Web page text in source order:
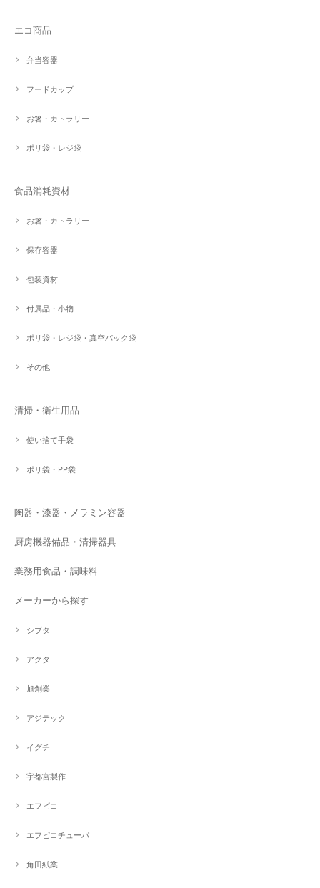
エコ商品
弁当容器
フードカップ
お箸・カトラリー
ポリ袋・レジ袋
食品消耗資材
お箸・カトラリー
保存容器
包装資材
付属品・小物
ポリ袋・レジ袋・真空パック袋
その他
清掃・衛生用品
使い捨て手袋
ポリ袋・PP袋
陶器・漆器・メラミン容器
厨房機器備品・清掃器具
業務用食品・調味料
メーカーから探す
シブタ
アクタ
旭創業
アジテック
イグチ
宇都宮製作
エフピコ
エフピコチューパ
角田紙業